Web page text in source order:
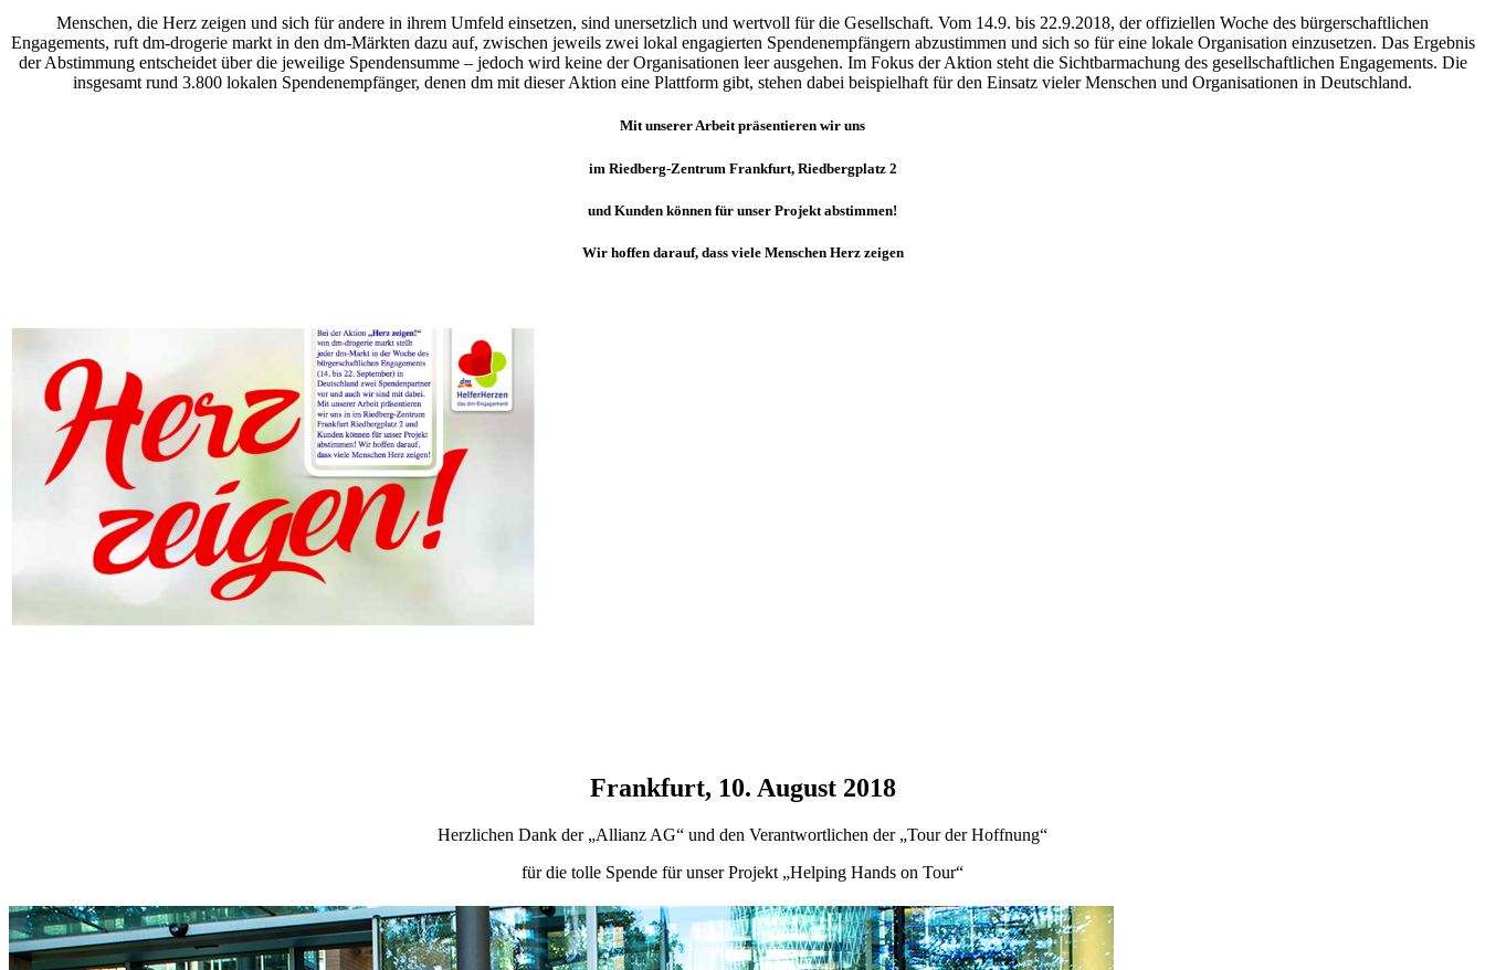
Menschen, die Herz zeigen und sich für andere in ihrem Umfeld einsetzen, sind unersetzlich und wertvoll für die Gesellschaft. Vom 14.9. bis 22.9.2018, der offiziellen Woche des bürgerschaftlichen
Engagements, ruft dm-drogerie markt in den dm-Märkten dazu auf, zwischen jeweils zwei lokal engagierten Spendenempfängern abzustimmen und sich so für eine lokale Organisation einzusetzen. Das Ergebnis
der Abstimmung entscheidet über die jeweilige Spendensumme – jedoch wird keine der Organisationen leer ausgehen. Im Fokus der Aktion steht die Sichtbarmachung des gesellschaftlichen Engagements. Die
insgesamt rund 3.800 lokalen Spendenempfänger, denen dm mit dieser Aktion eine Plattform gibt, stehen dabei beispielhaft für den Einsatz vieler Menschen und Organisationen in Deutschland.
Mit unserer Arbeit präsentieren wir uns
im Riedberg-Zentrum Frankfurt, Riedbergplatz 2
und Kunden können für unser Projekt abstimmen!
Wir hoffen darauf, dass viele Menschen Herz zeigen
Frankfurt, 10. August 2018
Herzlichen Dank der „Allianz AG“ und den Verantwortlichen der „Tour der Hoffnung“
für die tolle Spende für unser Projekt „Helping Hands on Tour“